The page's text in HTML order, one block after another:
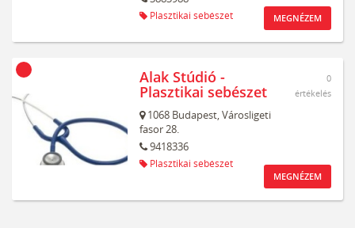
Plasztikai sebészet MEGNÉZEM
Alak Stúdió -
Plasztikai sebészet
1068 Budapest,Városligeti
fasor 28.
9418336
Plasztikai sebészet
0
értékelés
MEGNÉZEM